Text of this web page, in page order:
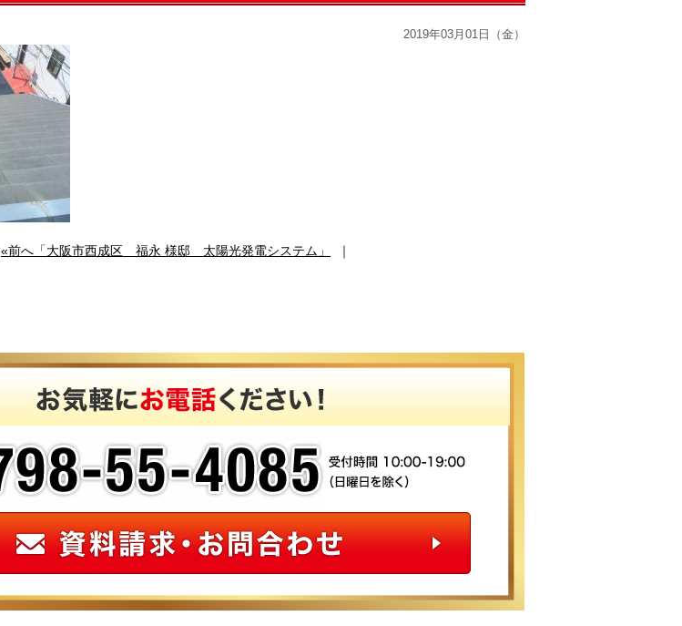
2019年03月01日（金）
«前へ「大阪市西成区 福永 様邸 太陽光発電システム」 ｜